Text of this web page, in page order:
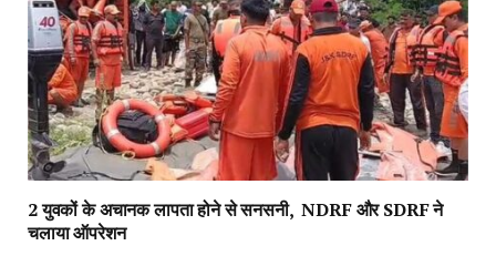
2 युवकों के अचानक लापता होने से सनसनी, NDRF और SDRF ने
चलाया ऑपरेशन